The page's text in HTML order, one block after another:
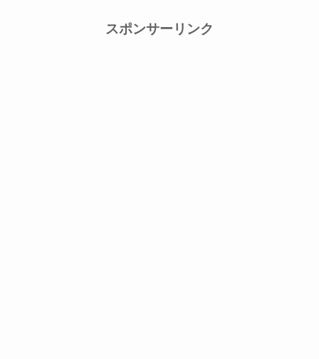
スポンサーリンク